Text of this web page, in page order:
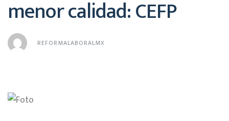
menor calidad: CEFP
REFORMALABORALMX